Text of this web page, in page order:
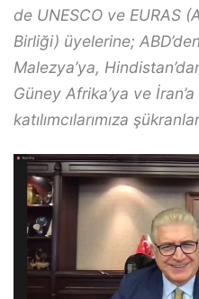
de UNESCO ve EURAS
Birliği) üyelerine;
Malezya’ya,
Güney Afrika’ya ve
katılımcılarımıza